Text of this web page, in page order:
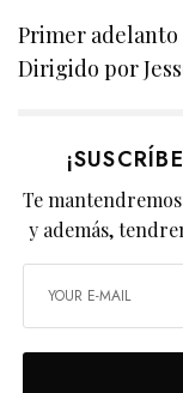
Primer adelanto
Dirigido por
Te
y además,